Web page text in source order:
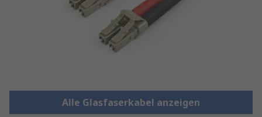
Alle Glasfaserkabel anzeigen